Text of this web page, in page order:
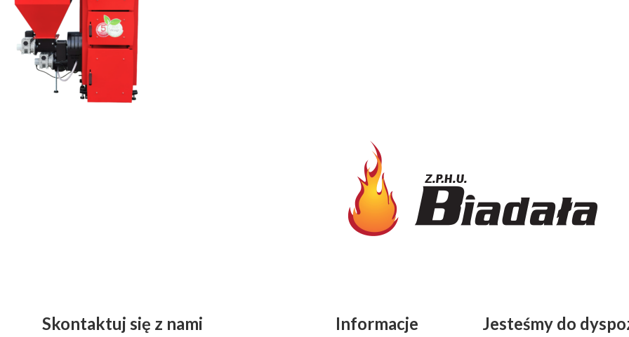
Skontaktuj się z nami Informacje Jesteśmy do